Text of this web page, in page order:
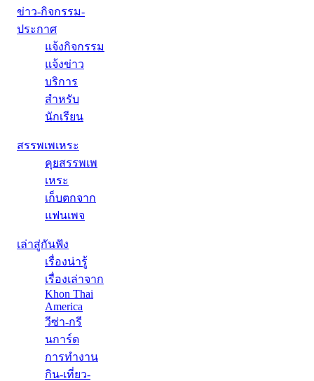
ข่าว-กิจกรรม-
ประกาศ
แจ้งกิจกรรม
แจ้งข่าว
บริการ
สำหรับ
นักเรียน
สรรพเพเหระ
คุยสรรพเพ
เหระ
เก็บตกจาก
แฟนเพจ
เล่าสู่กันฟัง
เรื่องน่ารู้
เรื่องเล่าจาก
Khon Thai
America
วีซ่า-กรี
นการ์ด
การทำงาน
กิน-เที่ยว-